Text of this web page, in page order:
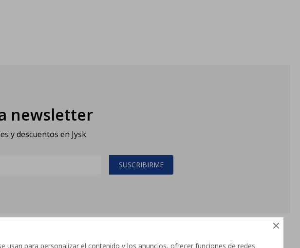

para personalizar el contenido y los anuncios, ofrecer funciones de redes
newsletter
y descuentos en Jysk
SUSCRIBIRME